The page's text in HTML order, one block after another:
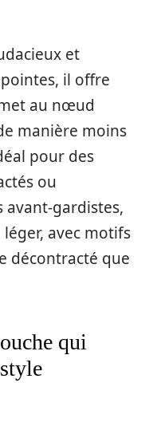
et
pointes, il offre
au nœud
manière moins
pour des
ou
avant-gardistes,
avec motifs
décontracté que
qui